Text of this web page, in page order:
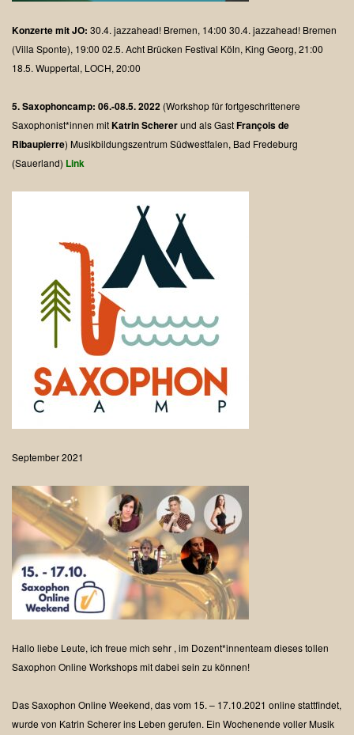
Konzerte mit JO: 30.4. jazzahead! Bremen, 14:00 30.4. jazzahead! Bremen
(Villa Sponte), 19:00 02.5. Acht Brücken Festival Köln, King Georg, 21:00
18.5. Wuppertal, LOCH, 20:00
5. Saxophoncamp: 06.-08.5. 2022 (Workshop für fortgeschrittenere
Saxophonist*innen mitKatrin Schererund als GastFrançois de
Ribaupierre) Musikbildungszentrum Südwestfalen, Bad Fredeburg
(Sauerland) Link
September 2021
Hallo liebe Leute, ich freue mich sehr , im Dozent*innenteam dieses tollen
Saxophon Online Workshops mit dabei sein zu können!
Das Saxophon Online Weekend, das vom 15. – 17.10.2021 online stattfindet,
wurde von Katrin Scherer ins Leben gerufen. Ein Wochenende voller Musik